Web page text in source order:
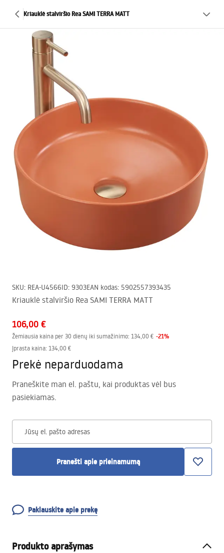
Kriauklė stalviršio Rea SAMI TERRA MATT
SKU: REA-U4566ID: 9303EAN kodas: 5902557393435
Kriauklė stalviršio Rea SAMI TERRA MATT
106,00 €
Žemiausia kaina per 30 dienų iki sumažinimo: 134,00 € -21%
Įprasta kaina: 134,00 €
Prekė neparduodama
Praneškite man el. paštu, kai produktas vėl bus
pasiekiamas.
Jūsų el. pašto adresas
Pranešti apie prieinamumą
Paklauskite apie prekę
Produkto aprašymas